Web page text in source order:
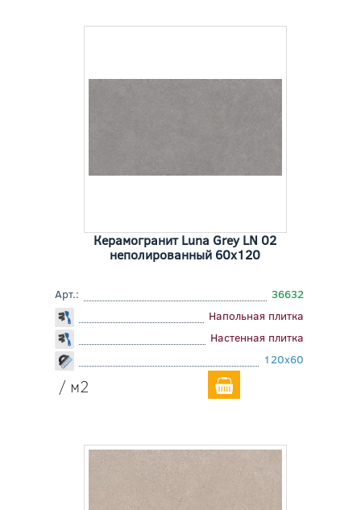
Керамогранит Luna Grey LN 02
неполированный 60x120
Арт.:
36632
Напольная плитка
Настенная плитка
120x60
/ м2